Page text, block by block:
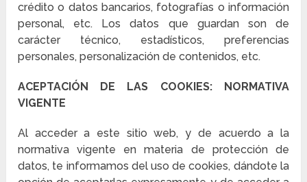
crédito o datos bancarios, fotografías o información
personal, etc. Los datos que guardan son de
carácter técnico, estadísticos, preferencias
personales, personalización de contenidos, etc.
ACEPTACIÓN DE LAS COOKIES: NORMATIVA
VIGENTE
Al acceder a este sitio web, y de acuerdo a la
normativa vigente en materia de protección de
datos, te informamos del uso de cookies, dándote la